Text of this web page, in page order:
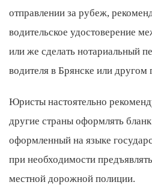
отправлении за рубеж,
водительское удостоверение
или же сделать нотариальный
водителя в Брянске или другом
Юристы настоятельно
другие страны оформлять
оформленный на языке
при необходимости
местной дорожной полиции.